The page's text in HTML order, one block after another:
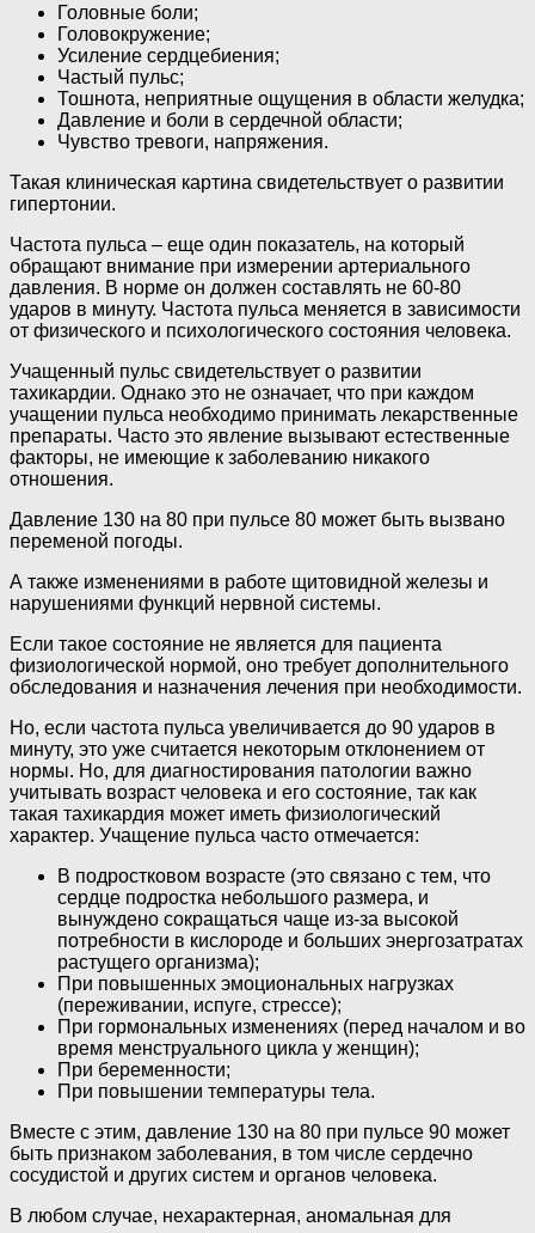
Головные боли;
Головокружение;
Усиление сердцебиения;
Частый пульс;
Тошнота, неприятные ощущения в области желудка;
Давление и боли в сердечной области;
Чувство тревоги, напряжения.
Такая клиническая картина свидетельствует о развитии
гипертонии.
Частота пульса – еще один показатель, на который
обращают внимание при измерении артериального
давления. В норме он должен составлять не 60-80
ударов в минуту. Частота пульса меняется в зависимости
от физического и психологического состояния человека.
Учащенный пульс свидетельствует о развитии
тахикардии. Однако это не означает, что при каждом
учащении пульса необходимо принимать лекарственные
препараты. Часто это явление вызывают естественные
факторы, не имеющие к заболеванию никакого
отношения.
Давление 130 на 80 при пульсе 80 может быть вызвано
переменой погоды.
А также изменениями в работе щитовидной железы и
нарушениями функций нервной системы.
Если такое состояние не является для пациента
физиологической нормой, оно требует дополнительного
обследования и назначения лечения при необходимости.
Но, если частота пульса увеличивается до 90 ударов в
минуту, это уже считается некоторым отклонением от
нормы. Но, для диагностирования патологии важно
учитывать возраст человека и его состояние, так как
такая тахикардия может иметь физиологический
характер. Учащение пульса часто отмечается:
В подростковом возрасте (это связано с тем, что
сердце подростка небольшого размера, и
вынуждено сокращаться чаще из-за высокой
потребности в кислороде и больших энергозатратах
растущего организма);
При повышенных эмоциональных нагрузках
(переживании, испуге, стрессе);
При гормональных изменениях (перед началом и во
время менструального цикла у женщин);
При беременности;
При повышении температуры тела.
Вместе с этим, давление 130 на 80 при пульсе 90 может
быть признаком заболевания, в том числе сердечно
сосудистой и других систем и органов человека.
В любом случае, нехарактерная, аномальная для